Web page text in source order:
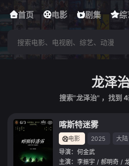
首页 电影 剧集 综
下载客户端
龙泽
搜索"龙泽治" ，找到 4
喀斯特迷雾
电影 2025
大陆
导演： 何金武
主演： 李振宇 / 郝明奇 /